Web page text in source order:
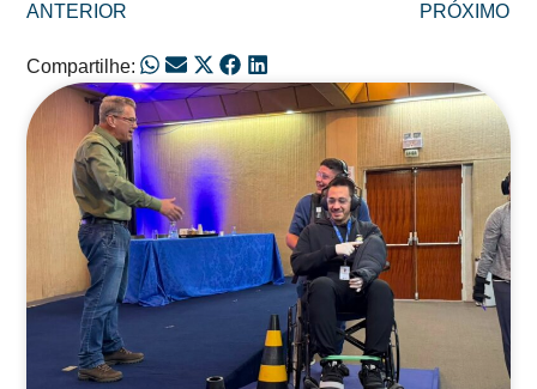
ANTERIOR PRÓXIMO
Compartilhe:
Posts Relacionados